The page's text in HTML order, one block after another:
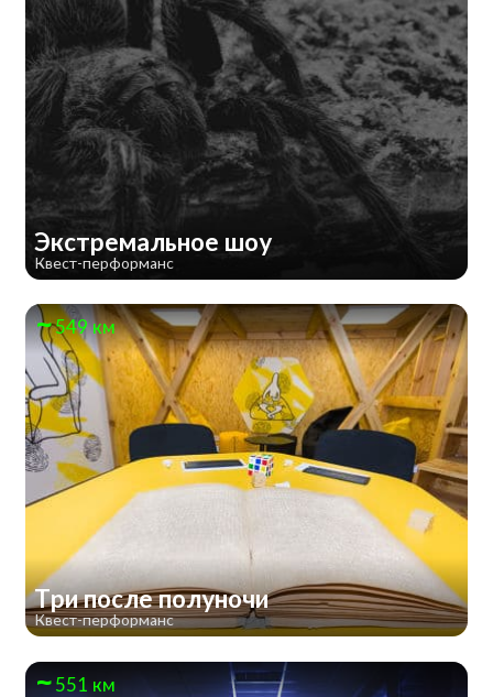
Экстремальное шоу
Квест-перформанс
549 км
Три после полуночи
Квест-перформанс
551 км